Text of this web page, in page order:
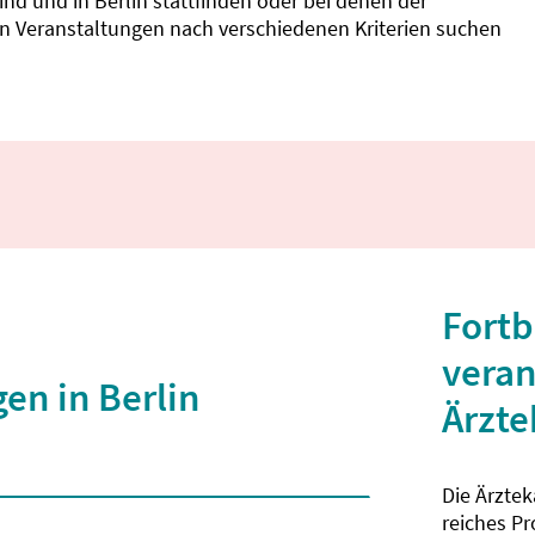
Veranstaltungen nach verschiedenen Kriterien suchen
in Berlin
Die
reiches